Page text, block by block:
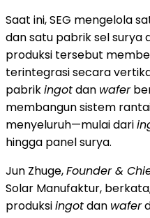
Saat ini, SEG mengelola
dan satu pabrik sel surya
produksi tersebut
terintegrasi secara
pabrikingotdan wafer
membangun sistem
menyeluruh—mulai dari
hingga panel surya.
Jun Zhuge,Founder &
Solar Manufaktur,
produksiingotdan wafer